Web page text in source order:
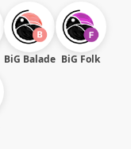
BiG Balade BiG Folk